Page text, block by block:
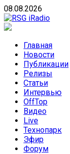
Skip
to
content
08.08.2026
направлений без
Главная
Новости
Публикации
Релизы
Статьи
Интервью
OffTop
Видео
Live
Технопарк
Эфир
Форум